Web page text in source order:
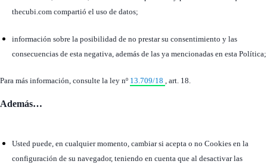
thecubi.com compartió el uso de datos;
información sobre la posibilidad de no prestar su consentimiento y las
consecuencias de esta negativa, además de las ya mencionadas en esta Política;
Para más información, consulte la ley nº 13.709/18 , art. 18.
Además…
Usted puede, en cualquier momento, cambiar si acepta o no Cookies en la
configuración de su navegador, teniendo en cuenta que al desactivar las